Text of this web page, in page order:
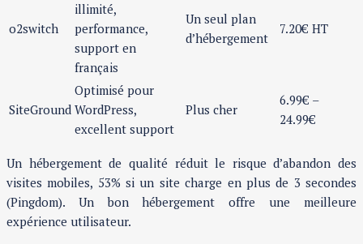
o2switch
illimité,
performance,
support en
français
Un seul plan
d’hébergement
7.20€ HT
SiteGround
Optimisé pour
WordPress,
excellent support
Plus cher
6.99€ –
24.99€
Un hébergement de qualité réduit le risque d’abandon des
visites mobiles, 53% si un site charge en plus de 3 secondes
(Pingdom). Un bon hébergement offre une meilleure
expérience utilisateur.